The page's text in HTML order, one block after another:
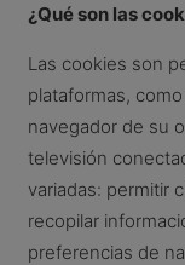
¿Qué son las
Las cookies son
plataformas,
navegador de su
televisión
variadas: permitir
recopilar
preferencias de